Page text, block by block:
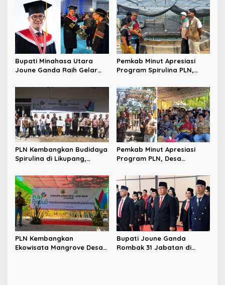
Bupati Minahasa Utara
Joune Ganda Raih Gelar
Komitmen Tingkatkan
Kualitas Kepemimpinan
Pemkab Minut Apresiasi
Program Spirulina PLN,
Jadi Sentra Pangan
Berbasis Energi Bersih
PLN Kembangkan Budidaya
Spirulina di Likupang,
dan Ekonomi Masyarakat
Pemkab Minut Apresiasi
Program PLN, Desa
Percontohan Ekowisata
Berdaya Saing
PLN Kembangkan
Ekowisata Mangrove Desa
Bupati Joune Ganda
Rombak 31 Jabatan di